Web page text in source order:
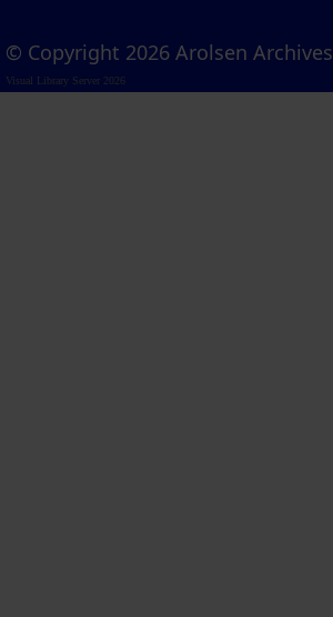
© Copyright 2026 Arolsen Archives
Visual Library Server 2026